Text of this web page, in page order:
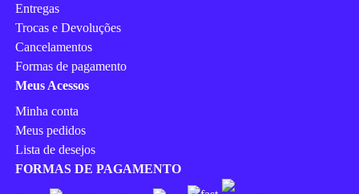
Entregas
Trocas e Devoluções
Cancelamentos
Formas de pagamento
Meus Acessos
Minha conta
Meus pedidos
Lista de desejos
FORMAS DE PAGAMENTO